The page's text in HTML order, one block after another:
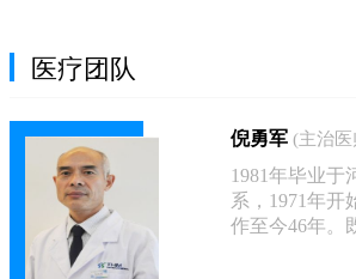
医疗团队
倪勇军 (主治医
1981年毕业于
系，1971年开
作至今46年。